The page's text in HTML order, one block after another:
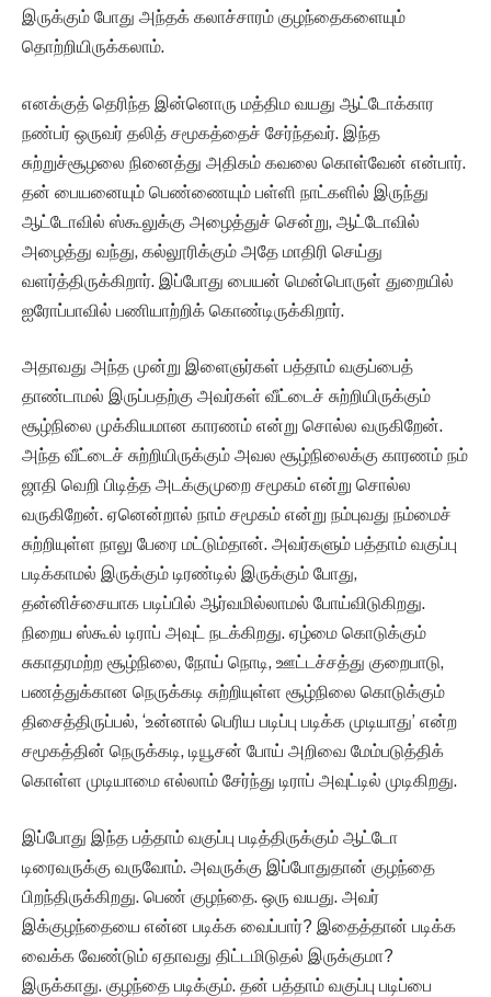
இருக்கும் போது அந்தக் கலாச்சாரம் குழந்தைகளையும்
தொற்றியிருக்கலாம்.
எனக்குத் தெரிந்த இன்னொரு மத்திம வயது ஆட்டோக்கார
நண்பர் ஒருவர் தலித் சமூகத்தைச் சேர்ந்தவர். இந்த
சுற்றுச்சூழலை நினைத்து அதிகம் கவலை கொள்வேன் என்பார்.
தன் பையனையும் பெண்ணையும் பள்ளி நாட்களில் இருந்து
ஆட்டோவில் ஸ்கூலுக்கு அழைத்துச் சென்று, ஆட்டோவில்
அழைத்து வந்து, கல்லூரிக்கும் அதே மாதிரி செய்து
வளர்த்திருக்கிறார். இப்போது பையன் மென்பொருள் துறையில்
ஐரோப்பாவில் பணியாற்றிக் கொண்டிருக்கிறார்.
அதாவது அந்த முன்று இளைஞர்கள் பத்தாம் வகுப்பைத்
தாண்டாமல் இருப்பதற்கு அவர்கள் வீட்டைச் சுற்றியிருக்கும்
சூழ்நிலை முக்கியமான காரணம் என்று சொல்ல வருகிறேன்.
அந்த வீட்டைச் சுற்றியிருக்கும் அவல சூழ்நிலைக்கு காரணம் நம்
ஜாதி வெறி பிடித்த அடக்குமுறை சமூகம் என்று சொல்ல
வருகிறேன். ஏனென்றால் நாம் சமூகம் என்று நம்புவது நம்மைச்
சுற்றியுள்ள நாலு பேரை மட்டும்தான். அவர்களும் பத்தாம் வகுப்பு
படிக்காமல் இருக்கும் டிரண்டில் இருக்கும் போது,
தன்னிச்சையாக படிப்பில் ஆர்வமில்லாமல் போய்விடுகிறது.
நிறைய ஸ்கூல் டிராப் அவுட் நடக்கிறது. ஏழ்மை கொடுக்கும்
சுகாதரமற்ற சூழ்நிலை, நோய் நொடி, ஊட்டச்சத்து குறைபாடு,
பணத்துக்கான நெருக்கடி சுற்றியுள்ள சூழ்நிலை கொடுக்கும்
திசைத்திருப்பல், ‘உன்னால் பெரிய படிப்பு படிக்க முடியாது’ என்ற
சமூகத்தின் நெருக்கடி, டியூசன் போய் அறிவை மேம்படுத்திக்
கொள்ள முடியாமை எல்லாம் சேர்ந்து டிராப் அவுட்டில் முடிகிறது.
இப்போது இந்த பத்தாம் வகுப்பு படித்திருக்கும் ஆட்டோ
டிரைவருக்கு வருவோம். அவருக்கு இப்போதுதான் குழந்தை
பிறந்திருக்கிறது. பெண் குழந்தை. ஒரு வயது. அவர்
இக்குழந்தையை என்ன படிக்க வைப்பார்? இதைத்தான் படிக்க
வைக்க வேண்டும் ஏதாவது திட்டமிடுதல் இருக்குமா?
இருக்காது. குழந்தை படிக்கும். தன் பத்தாம் வகுப்பு படிப்பை